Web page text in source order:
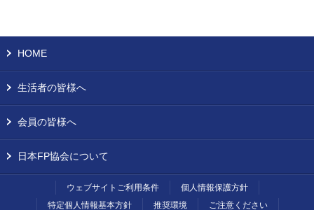
HOME
生活者の皆様へ
会員の皆様へ
日本FP協会について
ウェブサイトご利用条件
個人情報保護方針
特定個人情報基本方針
推奨環境 ご注意ください